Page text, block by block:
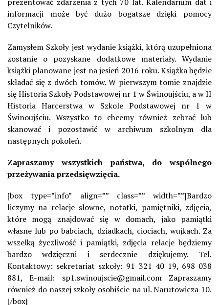
informacji może być dużo bogatsze dzięki pomocy
Czytelników.
Zamysłem Szkoły jest wydanie książki, którą uzupełniona
zostanie o pozyskane dodatkowe materiały. Wydanie
książki planowane jest na jesień 2016 roku. Książka będzie
składać się z dwóch tomów. W pierwszym tomie znajdzie
się Historia Szkoły Podstawowej nr 1 w Świnoujściu, a w II
Historia Harcerstwa w Szkole Podstawowej nr 1 w
Świnoujściu. Wszystko to chcemy również zebrać lub
skanować i pozostawić w archiwum szkolnym dla
następnych pokoleń.
Zapraszamy wszystkich państwa, do wspólnego
przeżywania przedsięwzięcia.
[box type=”info” align=”” class=”” width=””]Bardzo
liczymy na relacje słowne, notatki, pamiętniki, zdjęcia,
które mogą znajdować się w domach, jako pamiątki
własne lub po babciach, dziadkach, ciociach, wujkach. Za
wszelką życzliwość i pamiątki, zdjęcia relacje będziemy
bardzo wdzięczni i serdecznie dziękujemy. Tel.
Kontaktowy: sekretariat szkoły: 91 321 40 19, 698 038
881, E-mail: sp1.swinoujscie@gmail.com Zapraszamy
również do naszej szkoły osobiście na ul. Narutowicza 10.
[/box]